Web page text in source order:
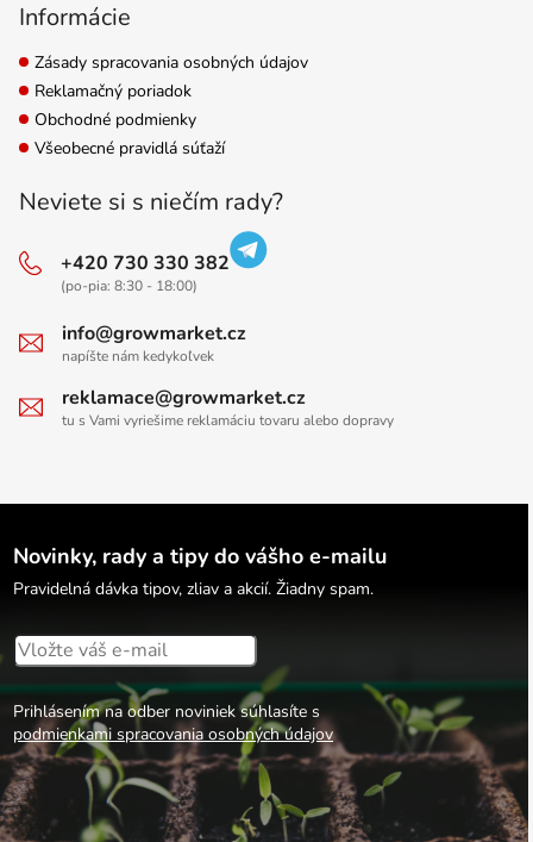
Informácie
Zásady spracovania osobných údajov
Reklamačný poriadok
Obchodné podmienky
Všeobecné pravidlá súťaží
Neviete si s niečím rady?
+420 730 330 382
(po-pia: 8:30 - 18:00)
info@growmarket.cz
napíšte nám kedykoľvek
reklamace@growmarket.cz
tu s Vami vyriešime reklamáciu tovaru alebo dopravy
Novinky, rady a tipy do vášho e-mailu
Pravidelná dávka tipov, zliav a akcií. Žiadny spam.
Prihlásením na odber noviniek súhlasíte s
podmienkami spracovania osobných údajov